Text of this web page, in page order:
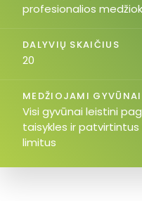
profesionalios
DALYVIŲ SKAIČIUS
20
MEDŽIOJAMI GYVŪNAI
Visi gyvūnai leistini
taisykles ir
limitus